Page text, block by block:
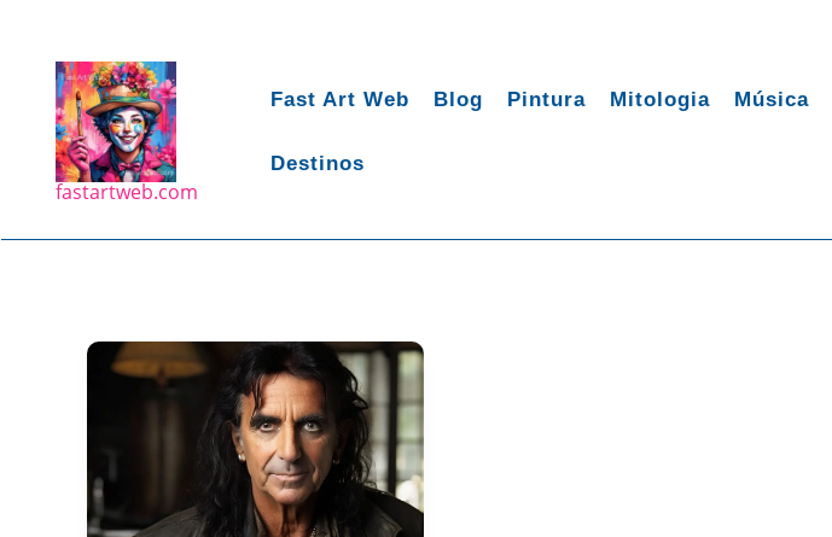
conteúdo
fastartweb.com
Fast Art Web Blog Pintura Mitologia Música
Destinos